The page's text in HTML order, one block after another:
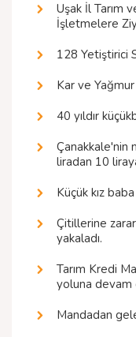
Uşak İl Tarım
İşletmelere
128 Yetiştirici
Kar ve Yağmur
40 yıldır
Çanakkale'nin
liradan 10
Küçük kız
Çitillerine
yakaladı.
Tarım Kredi
yoluna devam
Mandadan